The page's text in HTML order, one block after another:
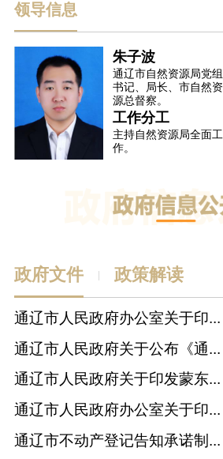
领导信息
朱子波
通辽市自然资源局党组
书记、局长、市自然资
源总督察。
工作分工
主持自然资源局全面工
作。
政府文件 | 政策解读
通辽市人民政府办公室关于印...
通辽市人民政府关于公布《通...
通辽市人民政府关于印发蒙东...
通辽市人民政府办公室关于印...
通辽市不动产登记告知承诺制...